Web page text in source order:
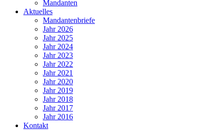
Mandanten
Aktuelles
Mandantenbriefe
Jahr 2026
Jahr 2025
Jahr 2024
Jahr 2023
Jahr 2022
Jahr 2021
Jahr 2020
Jahr 2019
Jahr 2018
Jahr 2017
Jahr 2016
Kontakt